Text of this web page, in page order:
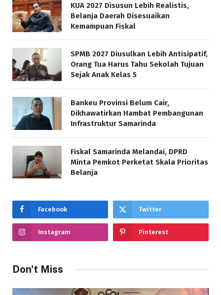
KUA 2027 Disusun Lebih Realistis,
Belanja Daerah Disesuaikan
Kemampuan Fiskal
SPMB 2027 Diusulkan Lebih Antisipatif,
Orang Tua Harus Tahu Sekolah Tujuan
Sejak Anak Kelas 5
Bankeu Provinsi Belum Cair,
Dikhawatirkan Hambat Pembangunan
Infrastruktur Samarinda
Fiskal Samarinda Melandai, DPRD
Minta Pemkot Perketat Skala Prioritas
Belanja
Facebook Twitter
Instagram Pinterest
Don't Miss